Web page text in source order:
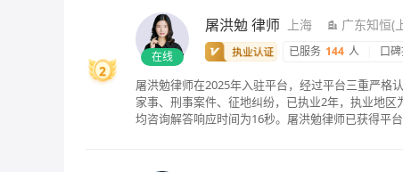
2
在线
屠洪勉律师 上海 广东知恒(
已服务 144 人 口
屠洪勉律师在2025年入驻平台，经过平台三重严格
家事、刑事案件、征地纠纷，已执业2年，执业地
均咨询解答响应时间为16秒。屠洪勉律师已获得平台